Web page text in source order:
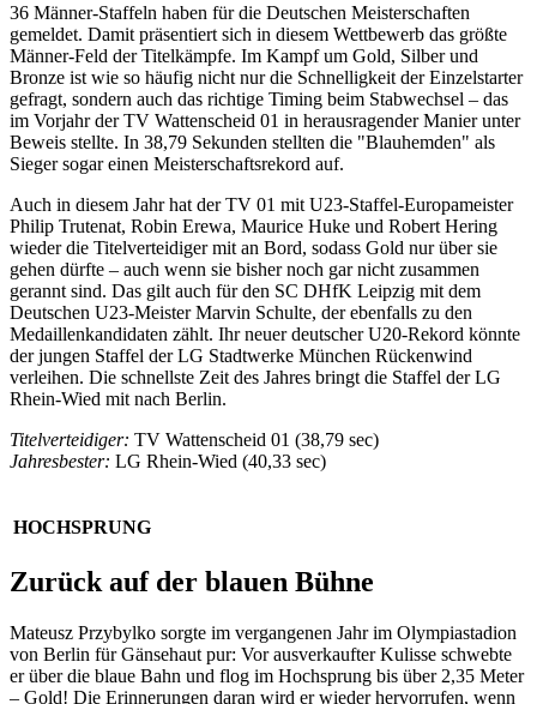
36 Männer-Staffeln haben für die Deutschen Meisterschaften
gemeldet. Damit präsentiert sich in diesem Wettbewerb das größte
Männer-Feld der Titelkämpfe. Im Kampf um Gold, Silber und
Bronze ist wie so häufig nicht nur die Schnelligkeit der Einzelstarter
gefragt, sondern auch das richtige Timing beim Stabwechsel – das
im Vorjahr der TV Wattenscheid 01 in herausragender Manier unter
Beweis stellte. In 38,79 Sekunden stellten die "Blauhemden" als
Sieger sogar einen Meisterschaftsrekord auf.
Auch in diesem Jahr hat der TV 01 mit U23-Staffel-Europameister
Philip Trutenat, Robin Erewa, Maurice Huke und Robert Hering
wieder die Titelverteidiger mit an Bord, sodass Gold nur über sie
gehen dürfte – auch wenn sie bisher noch gar nicht zusammen
gerannt sind. Das gilt auch für den SC DHfK Leipzig mit dem
Deutschen U23-Meister Marvin Schulte, der ebenfalls zu den
Medaillenkandidaten zählt. Ihr neuer deutscher U20-Rekord könnte
der jungen Staffel der LG Stadtwerke München Rückenwind
verleihen. Die schnellste Zeit des Jahres bringt die Staffel der LG
Rhein-Wied mit nach Berlin.
Titelverteidiger: TV Wattenscheid 01 (38,79 sec)
Jahresbester: LG Rhein-Wied (40,33 sec)
HOCHSPRUNG
Zurück auf der blauen Bühne
Mateusz Przybylko sorgte im vergangenen Jahr im Olympiastadion
von Berlin für Gänsehaut pur: Vor ausverkaufter Kulisse schwebte
er über die blaue Bahn und flog im Hochsprung bis über 2,35 Meter
– Gold! Die Erinnerungen daran wird er wieder hervorrufen, wenn